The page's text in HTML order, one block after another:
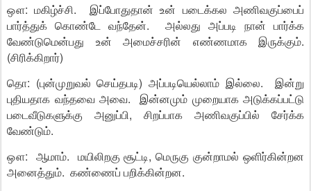
ஔ: மகிழ்ச்சி. இப்போதுதான் உன் படைக்கல அணிவகுப்பைப்
பார்த்துக் கொண்டே வந்தேன். அல்லது அப்படி நான் பார்க்க
வேண்டுமென்பது உன் அமைச்சரின் எண்ணமாக இருக்கும்.
(சிரிக்கிறார்)
தொ: (புன்முறுவல் செய்தபடி) அப்படியெல்லாம் இல்லை. இன்று
புதியதாக வந்தவை அவை. இன்னமும் முறையாக அடுக்கப்பட்டு
படைவீடுகளுக்கு அனுப்பி, சிறப்பாக அணிவகுப்பில் சேர்க்க
வேண்டும்.
ஔ: ஆமாம். மயிலிறகு சூட்டி, மெருகு குன்றாமல் ஒளிர்கின்றன
அனைத்தும். கண்ணைப் பறிக்கின்றன.